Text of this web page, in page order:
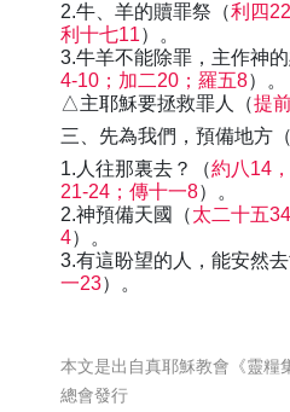
2.牛、羊的贖罪祭（利四
利十七11）。
3.牛羊不能除罪，主作神
4-10；加二20；羅五8）。
△主耶穌要拯救罪人（提
三、先為我們，預備地方（
1.人往那裏去？（約八14
21-24；傳十一8）。
2.神預備天國（太二十五
4）。
3.有這盼望的人，能安然
一23）。
本文是出自真耶穌教會《靈糧
總會發行